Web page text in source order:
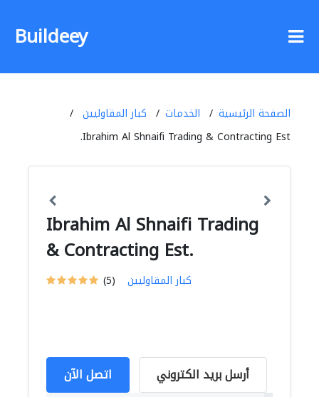
Buildeey
الصفحة الرئيسية الخدمات
كبار المقاوليين
Ibrahim Al Shnaifi Trading & Contracting Est.
Ibrahim Al Shnaifi Trading
& Contracting Est.
(5) كبار المقاوليين
اتصل الآن أرسل بريد الكتروني